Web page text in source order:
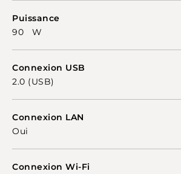
Puissance
90 W
Connexion USB
2.0 (USB)
Connexion LAN
Oui
Connexion Wi-Fi